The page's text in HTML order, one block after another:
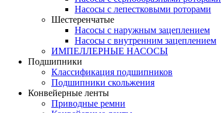
Насосы с лепестковыми роторами
Шестеренчатые
Насосы с наружным зацеплением
Насосы с внутренним зацеплением
ИМПЕЛЛЕРНЫЕ НАСОСЫ
Подшипники
Классификация подшипников
Подшипники скольжения
Конвейерные ленты
Приводные ремни